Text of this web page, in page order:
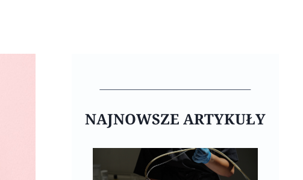
NAJNOWSZE ARTYKUŁY